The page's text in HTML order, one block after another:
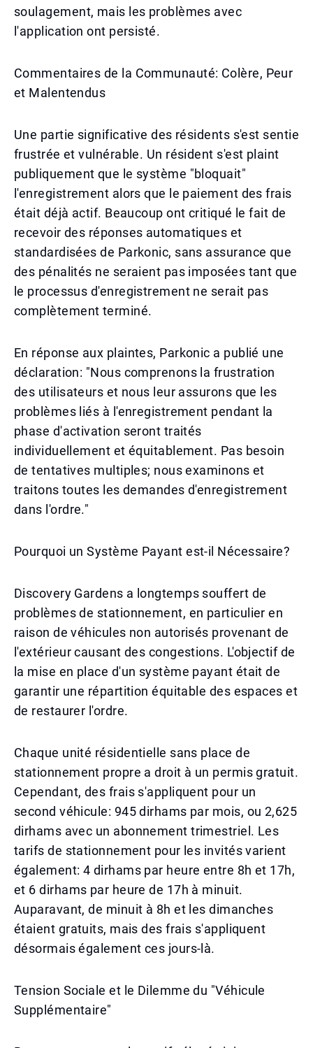
soulagement, mais les problèmes avec
l'application ont persisté.
Commentaires de la Communauté: Colère, Peur
et Malentendus
Une partie significative des résidents s'est sentie
frustrée et vulnérable. Un résident s'est plaint
publiquement que le système "bloquait"
l'enregistrement alors que le paiement des frais
était déjà actif. Beaucoup ont critiqué le fait de
recevoir des réponses automatiques et
standardisées de Parkonic, sans assurance que
des pénalités ne seraient pas imposées tant que
le processus d'enregistrement ne serait pas
complètement terminé.
En réponse aux plaintes, Parkonic a publié une
déclaration: "Nous comprenons la frustration
des utilisateurs et nous leur assurons que les
problèmes liés à l'enregistrement pendant la
phase d'activation seront traités
individuellement et équitablement. Pas besoin
de tentatives multiples; nous examinons et
traitons toutes les demandes d'enregistrement
dans l'ordre."
Pourquoi un Système Payant est-il Nécessaire?
Discovery Gardens a longtemps souffert de
problèmes de stationnement, en particulier en
raison de véhicules non autorisés provenant de
l'extérieur causant des congestions. L'objectif de
la mise en place d'un système payant était de
garantir une répartition équitable des espaces et
de restaurer l'ordre.
Chaque unité résidentielle sans place de
stationnement propre a droit à un permis gratuit.
Cependant, des frais s'appliquent pour un
second véhicule: 945 dirhams par mois, ou 2,625
dirhams avec un abonnement trimestriel. Les
tarifs de stationnement pour les invités varient
également: 4 dirhams par heure entre 8h et 17h,
et 6 dirhams par heure de 17h à minuit.
Auparavant, de minuit à 8h et les dimanches
étaient gratuits, mais des frais s'appliquent
désormais également ces jours-là.
Tension Sociale et le Dilemme du "Véhicule
Supplémentaire"